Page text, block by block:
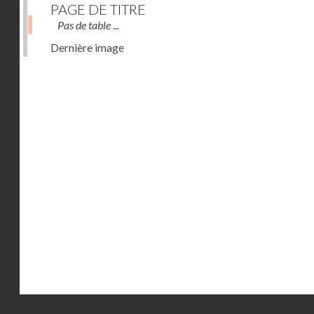
PAGE DE TITRE
Pas de table ...
Dernière image